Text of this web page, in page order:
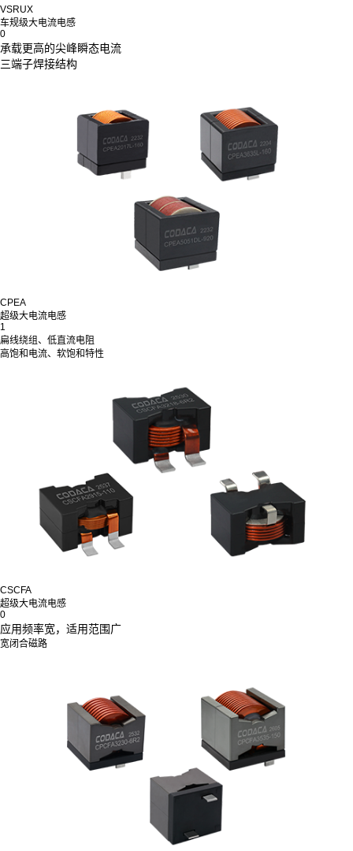
VSRUX
车规级大电流电感
0
承载更高的尖峰瞬态电流
三端子焊接结构
CPEA
超级大电流电感
1
扁线绕组、低直流电阻
高饱和电流、软饱和特性
CSCFA
超级大电流电感
0
应用频率宽，适用范围广
宽闭合磁路